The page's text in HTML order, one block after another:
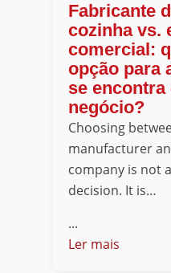
Fabricante
cozinha vs.
comercial:
opção para
se encontra
negócio?
Choosing
manufacturer
company is not
decision. It is…
...
Ler mais